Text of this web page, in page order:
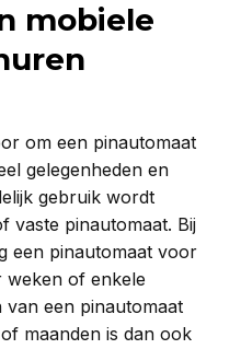
mobiele
om een pinautomaat
gelegenheden en
gebruik wordt
vaste pinautomaat. Bij
een pinautomaat voor
weken of enkele
een pinautomaat
maanden is dan ook